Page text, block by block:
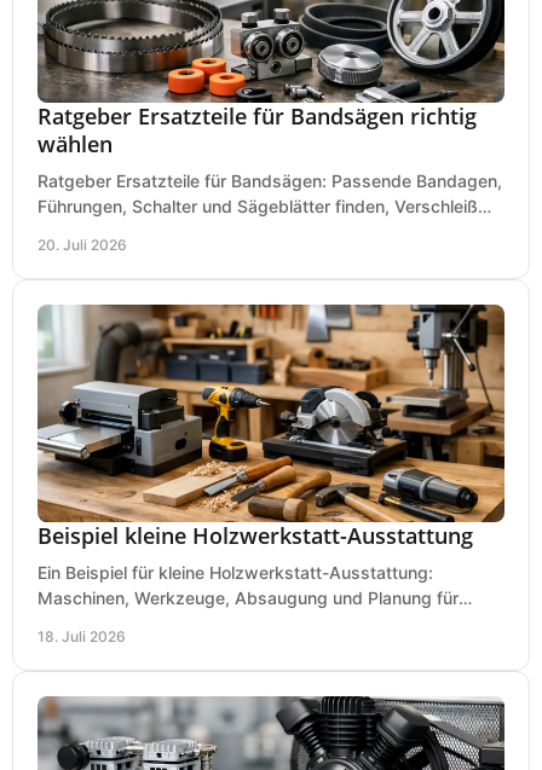
Ratgeber Ersatzteile für Bandsägen richtig
wählen
Ratgeber Ersatzteile für Bandsägen: Passende Bandagen,
Führungen, Schalter und Sägeblätter finden, Verschleiß
20. Juli 2026
Beispiel kleine Holzwerkstatt-Ausstattung
Ein Beispiel für kleine Holzwerkstatt-Ausstattung:
Maschinen, Werkzeuge, Absaugung und Planung für
18. Juli 2026